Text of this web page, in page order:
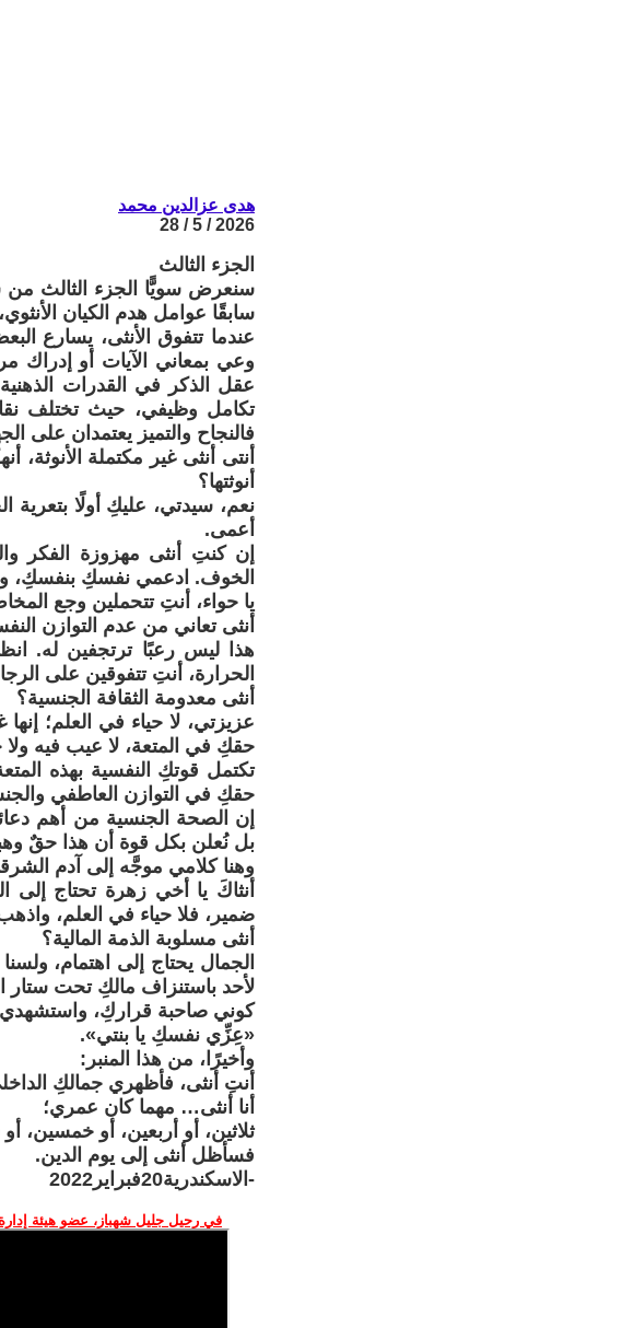
هدى عزالدين محمد
2026 / 5 / 28
الجزء الثالث
سنعرض سويًّا الجزء الثالث من
سابقًا عوامل هدم الكيان
عندما تتفوق الأنثى، يسارع
وعي بمعاني الآيات أو إدراك
عقل الذكر في القدرات
تكامل وظيفي، حيث تختلف
فالنجاح والتميز يعتمدان على
أنتى أنثى غير مكتملة الأنوثة،
أنوثتها؟
نعم، سيدتي، عليكِ أولًا بتعرية
أعمى.
إن كنتِ أنثى مهزوزة الفكر
الخوف. ادعمي نفسكِ بنفسكِ،
يا حواء، أنتِ تتحملين وجع
أنثى تعاني من عدم التوازن
هذا ليس رعبًا ترتجفين له.
الحرارة، أنتِ تتفوقين على
أنثى معدومة الثقافة الجنسية؟
عزيزتي، لا حياء في العلم؛
حقكِ في المتعة، لا عيب فيه
تكتمل قوتكِ النفسية بهذه
حقكِ في التوازن العاطفي
إن الصحة الجنسية من أهم
بل نُعلن بكل قوة أن هذا حقٌ
وهنا كلامي موجَّه إلى آدم
أنثاكَ يا أخي زهرة تحتاج إلى
ضمير، فلا حياء في العلم،
أنثى مسلوبة الذمة المالية؟
الجمال يحتاج إلى اهتمام،
لأحد باستنزاف مالكِ تحت ستار
كوني صاحبة قراركِ، واستشهدي
«عِزِّي نفسكِ يا بنتي».
وأخيرًا، من هذا المنبر:
أنتِ أنثى، فأظهري جمالكِ
أنا أنثى… مهما كان عمري؛
ثلاثين، أو أربعين، أو خمسين،
فسأظل أنثى إلى يوم الدين.
-الاسكندرية20فبراير2022
في رحيل جليل شهباز، عضو هيئة